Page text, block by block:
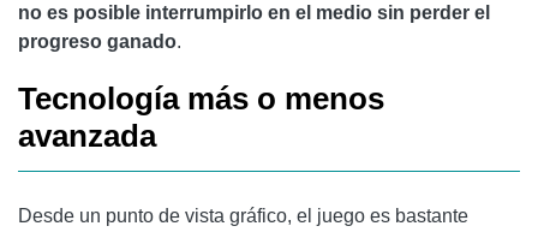
no es posible interrumpirlo en el medio sin perder el
progreso ganado.
Tecnología más o menos
avanzada
Desde un punto de vista gráfico, el juego es bastante